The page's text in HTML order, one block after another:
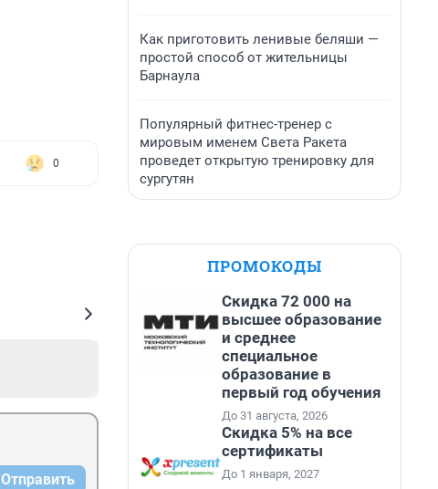
0
Отправить
Как приготовить ленивые беляши —
простой способ от жительницы
Барнаула
Популярный фитнес-тренер с
мировым именем Света Ракета
проведет открытую тренировку для
сургутян
ПРОМОКОДЫ
Скидка 72 000 на
высшее образование
и среднее
специальное
образование в
первый год обучения
До 31 августа, 2026
Скидка 5% на все
сертификаты
До 1 января, 2027